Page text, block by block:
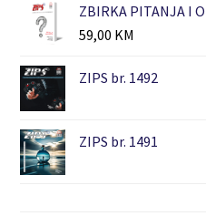
ZBIRKA PITANJA I
59,00 KM
ZIPS br. 1492
ZIPS br. 1491